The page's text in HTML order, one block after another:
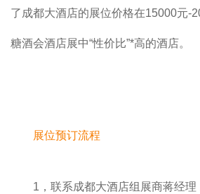
了成都大酒店的展位价格在15000元-
糖酒会酒店展中“性价比”*高的酒店。
展位预订流程
1，联系成都大酒店组展商蒋经理